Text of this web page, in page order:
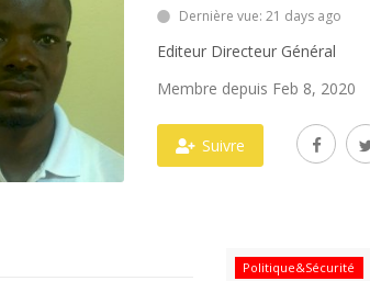
Dernière vue: 21 days ago
Editeur Directeur Général
Membre depuis Feb 8, 2020
Suivre
Politique&Sécurité